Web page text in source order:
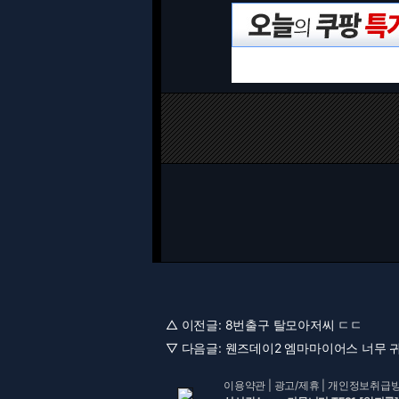
△ 이전글: 8번출구 탈모아저씨 ㄷㄷ
▽ 다음글: 웬즈데이2 엠마마이어스 너무
이용약관 광고/제휴 |개인정보취급